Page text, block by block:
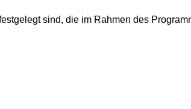
sind, die im Rahmen des